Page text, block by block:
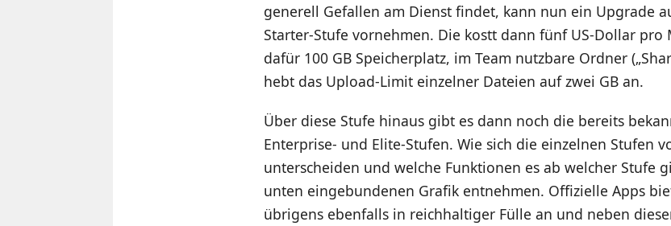
generell Gefallen am Dienst findet, kann nun ein Upgrade
Starter-Stufe vornehmen. Die kostt dann fünf US-Dollar
dafür 100 GB Speicherplatz, im Team nutzbare Ordner
hebt das Upload-Limit einzelner Dateien auf zwei GB an.
Über diese Stufe hinaus gibt es dann noch die bereits
Enterprise- und Elite-Stufen. Wie sich die einzelnen Stufen
unterscheiden und welche Funktionen es ab welcher Stufe
unten eingebundenen Grafik entnehmen. Offizielle Apps
übrigens ebenfalls in reichhaltiger Fülle an und neben